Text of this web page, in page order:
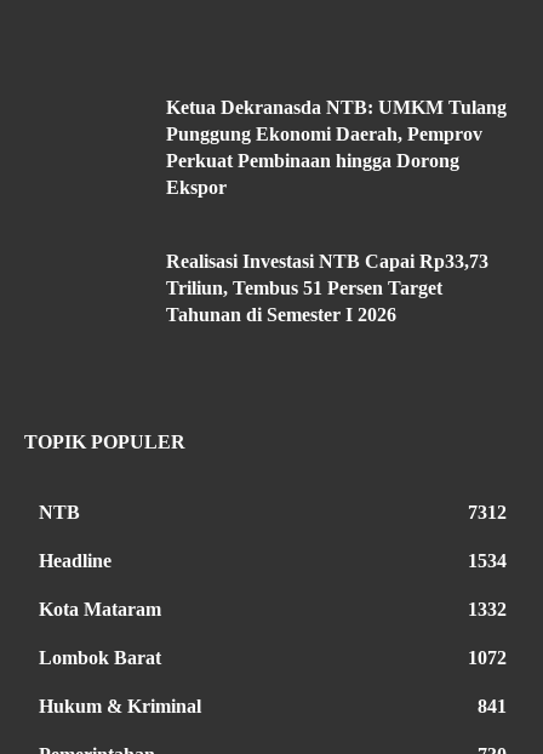
Ketua Dekranasda NTB: UMKM Tulang
Punggung Ekonomi Daerah, Pemprov
Perkuat Pembinaan hingga Dorong
Ekspor
Realisasi Investasi NTB Capai Rp33,73
Triliun, Tembus 51 Persen Target
Tahunan di Semester I 2026
TOPIK POPULER
NTB 7312
Headline 1534
Kota Mataram 1332
Lombok Barat 1072
Hukum & Kriminal 841